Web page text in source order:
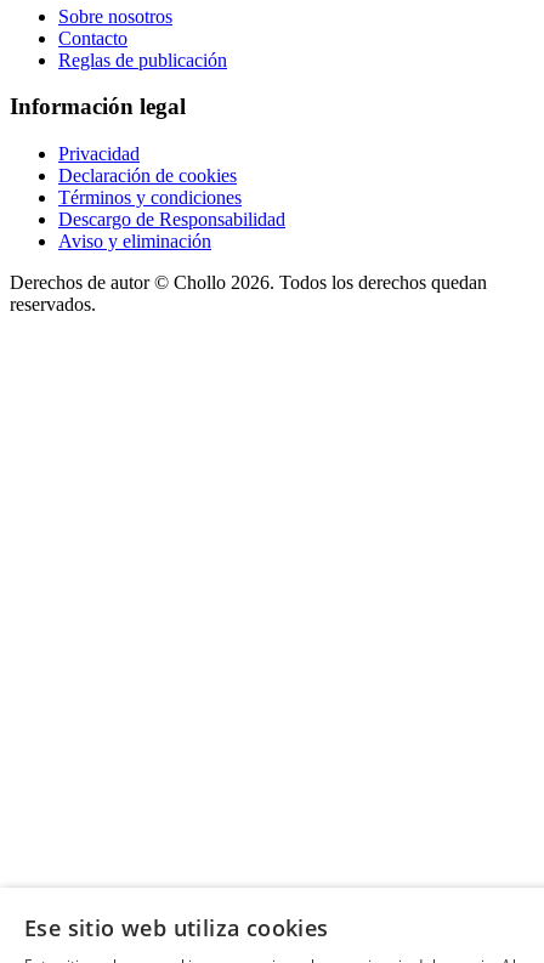
Sobre nosotros
Contacto
Reglas de publicación
Información legal
Privacidad
Declaración de cookies
Términos y condiciones
Descargo de Responsabilidad
Aviso y eliminación
Derechos de autor © Chollo 2026. Todos los derechos quedan
reservados.
Ese sitio web utiliza cookies